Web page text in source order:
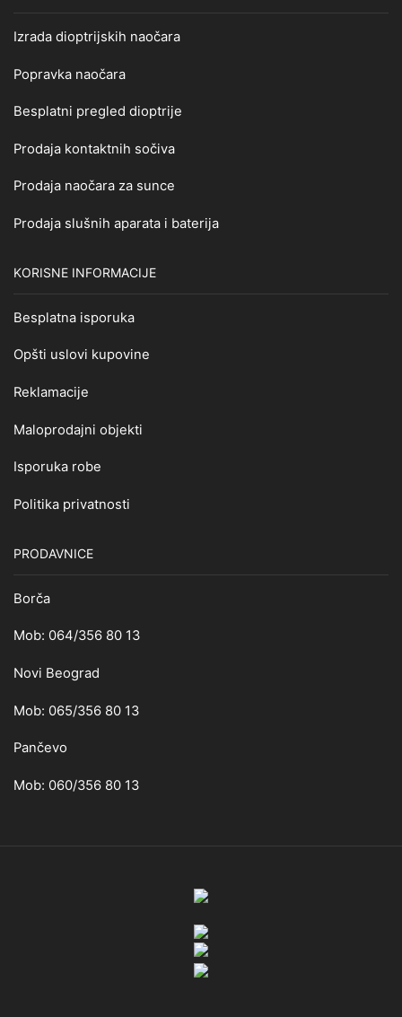
Izrada dioptrijskih naočara
Popravka naočara
Besplatni pregled dioptrije
Prodaja kontaktnih sočiva
Prodaja naočara za sunce
Prodaja slušnih aparata i baterija
KORISNE INFORMACIJE
Besplatna isporuka
Opšti uslovi kupovine
Reklamacije
Maloprodajni objekti
Isporuka robe
Politika privatnosti
PRODAVNICE
Borča
Mob: 064/356 80 13
Novi Beograd
Mob: 065/356 80 13
Pančevo
Mob: 060/356 80 13